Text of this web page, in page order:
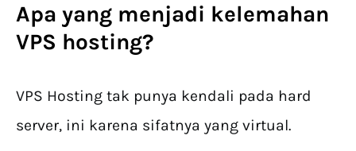
Apa yang menjadi kelemahan
VPS hosting?
VPS Hosting tak punya kendali pada hard
server, ini karena sifatnya yang virtual.